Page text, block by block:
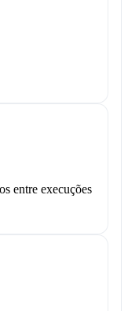
entre execuções